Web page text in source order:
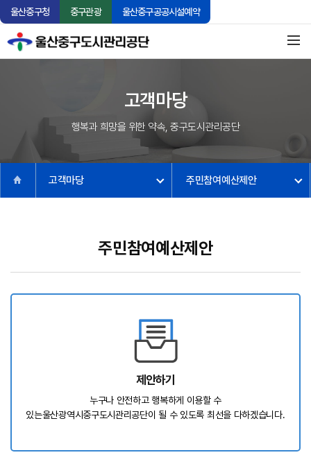
울산중구청 중구관광 울산중구공공시설예약
고객마당
행복과 희망을 위한 약속, 중구도시관리공단
고객마당 주민참여예산제안
주민참여예산제안
제안하기
누구나 안전하고 행복하게 이용할 수
있는울산광역시중구도시관리공단이 될 수 있도록 최선을 다하겠습니다.